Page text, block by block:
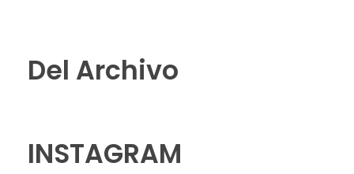
Del Archivo
INSTAGRAM